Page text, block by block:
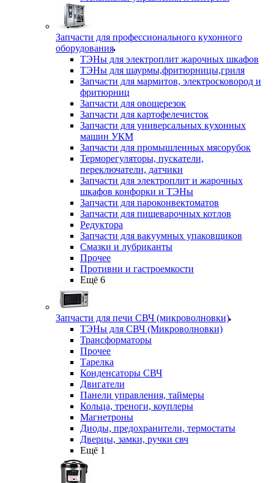
Запчасти для профессионального кухонного
оборудования
ТЭНы для электроплит жарочных шкафов
ТЭНы для шаурмы,фритюрницы,гриля
Запчасти для мармитов, электросковород и
фритюрниц
Запчасти для овощерезок
Запчасти для картофелечисток
Запчасти для универсальных кухонных
машин УКМ
Запчасти для промышленных мясорубок
Терморегуляторы, пускатели,
переключатели, датчики
Запчасти для электроплит и жарочных
шкафов конфорки и ТЭНы
Запчасти для пароконвектоматов
Запчасти для пищеварочных котлов
Редуктора
Запчасти для вакуумных упаковщиков
Смазки и лубриканты
Прочее
Противни и гастроемкости
Ещё 6
Запчасти для печи СВЧ (микроволновки)
ТЭНы для СВЧ (Микроволновки)
Трансформаторы
Прочее
Тарелка
Конденсаторы СВЧ
Двигатели
Панели управления, таймеры
Кольца, треноги, коуплеры
Магнетроны
Диоды, предохранители, термостаты
Дверцы, замки, ручки свч
Ещё 1